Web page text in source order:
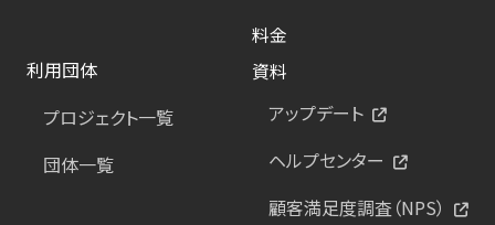
料金
利用団体
プロジェクト一覧
団体一覧
資料
アップデート
ヘルプセンター
顧客満足度調査（NPS）